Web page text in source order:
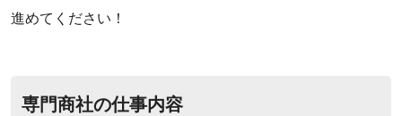
進めてください！
専門商社の仕事内容